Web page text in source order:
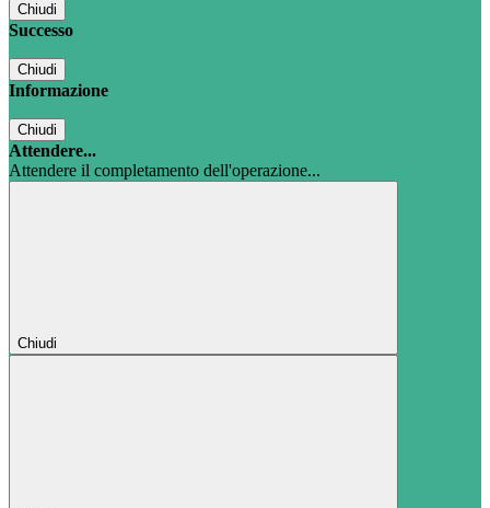
Chiudi
Successo
Chiudi
Informazione
Chiudi
Attendere...
Attendere il completamento dell'operazione...
Chiudi